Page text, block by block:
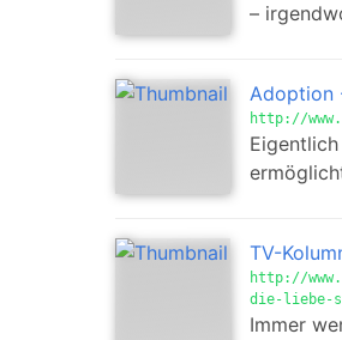
–
Adoption
http://
TV-
http://
die-liebe-
Immer